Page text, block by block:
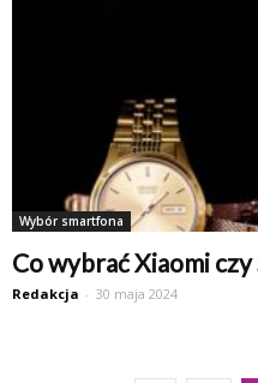
Wybór smartfona
Co wybrać Xiaomi czy
Redakcja - 30 maja 2024